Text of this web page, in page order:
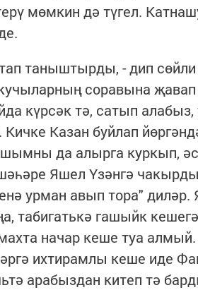
мөмкин дә түгел.
таныштырды, - дип
соравына җавап
күрсәк тә, сатып
Казан буйлап
да алырга куркып,
Яшел Үзәнгә
урман авып тора" диләр.
табигатькә гашыйк
начар кеше туа
ихтирамлы кеше иде
арабыздан китеп тә